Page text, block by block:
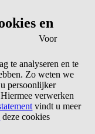
Voor
en
te analyseren en te
Zo weten we
persoonlijker
verwerken
vindt u meer
deze cookies